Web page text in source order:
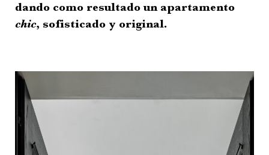
dando como resultado un apartamento
chic, sofisticado y original.